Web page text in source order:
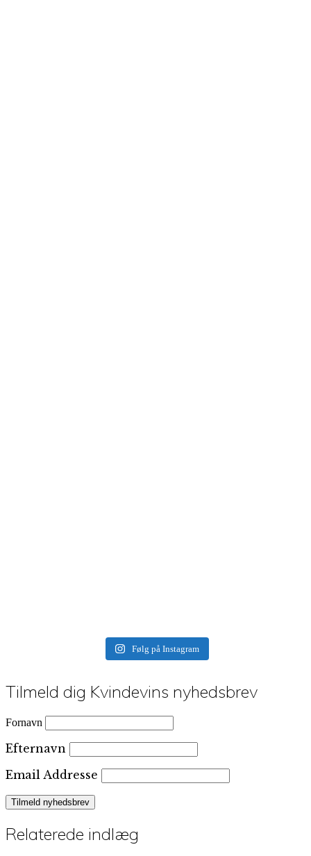
Følg på Instagram
Tilmeld dig Kvindevins nyhedsbrev
Fornavn
Efternavn
Email Addresse
Relaterede indlæg